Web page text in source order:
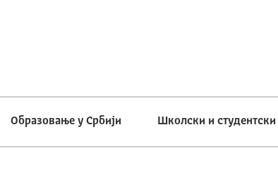
Образовање у Србији Школски и